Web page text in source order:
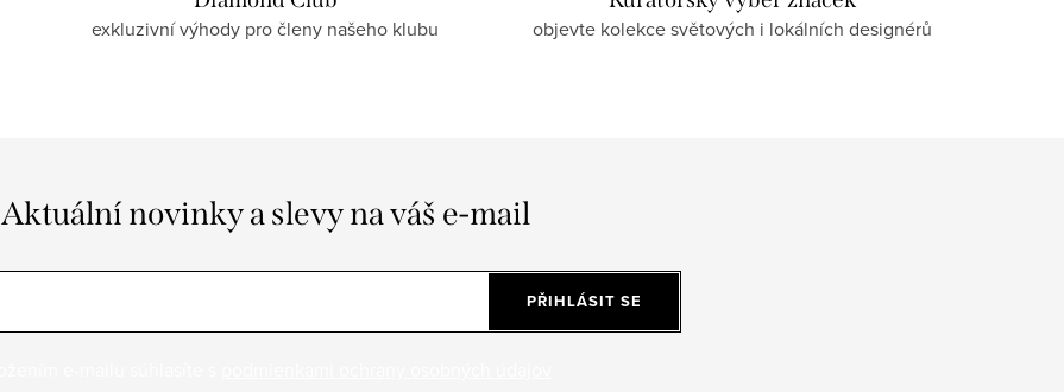
exkluzivní výhody pro členy našeho klubu objevte kolekce světových i lokálních designérů
Aktuální novinky a slevy na váš e-mail
PŘIHLÁSIT SE